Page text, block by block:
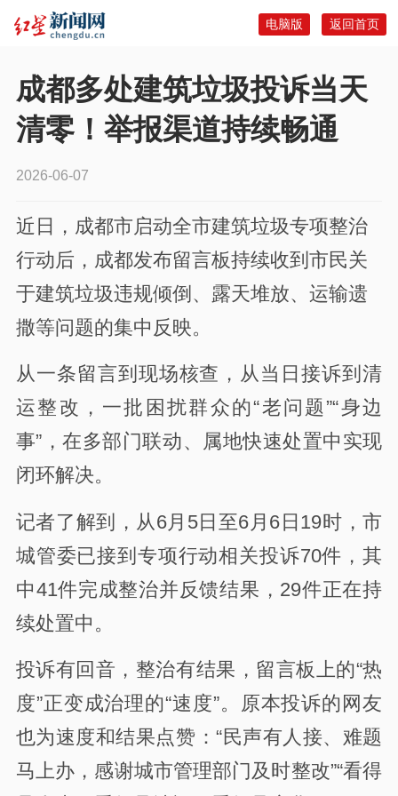
返回首页
电脑版
成都多处建筑垃圾投诉当天
清零！举报渠道持续畅通
2026-06-07
近日，成都市启动全市建筑垃圾专项整治
行动后，成都发布留言板持续收到市民关
于建筑垃圾违规倾倒、露天堆放、运输遗
撒等问题的集中反映。
从一条留言到现场核查，从当日接诉到清
运整改，一批困扰群众的“老问题”“身边
事”，在多部门联动、属地快速处置中实现
闭环解决。
记者了解到，从6月5日至6月6日19时，市
城管委已接到专项行动相关投诉70件，其
中41件完成整治并反馈结果，29件正在持
续处置中。
投诉有回音，整治有结果，留言板上的“热
度”正变成治理的“速度”。原本投诉的网友
也为速度和结果点赞：“民声有人接、难题
马上办，感谢城市管理部门及时整改”“看得